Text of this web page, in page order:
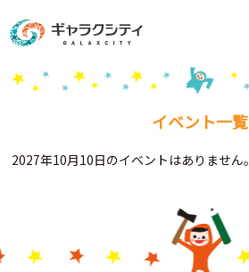
施設案内
こども
西新井
Gがくえん
イベント一覧
2027年10月10日のイベントはありません。